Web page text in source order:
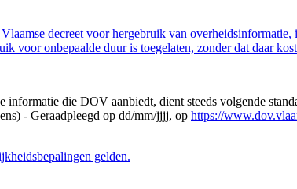
decreet voor hergebruik van
voor onbepaalde duur is toegelaten, zonder dat daar
informatie die DOV aanbiedt, dient steeds volgende
- Geraadpleegd op dd/mm/jjjj, op https://
gelden.